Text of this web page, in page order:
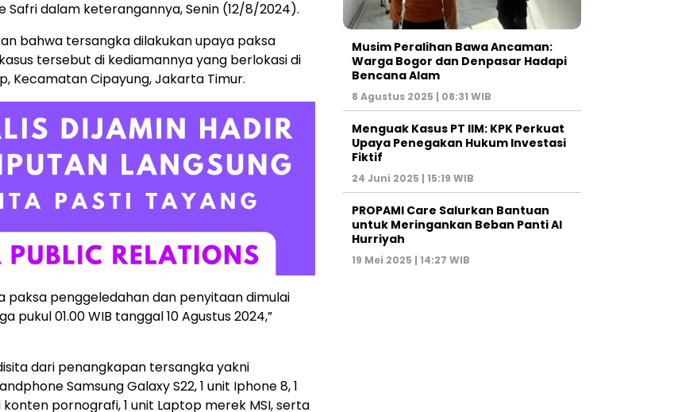
Safri dalam keterangannya, Senin (12/8/2024).
bahwa tersangka dilakukan upaya paksa
tersebut di kediamannya yang berlokasi di
Kecamatan Cipayung, Jakarta Timur.
paksa penggeledahan dan penyitaan dimulai
pukul 01.00 WIB tanggal 10 Agustus 2024,”
dari penangkapan tersangka yakni
Samsung Galaxy S22, 1 unit Iphone 8, 1
pornografi, 1 unit Laptop merek MSI, serta
Musim Peralihan Bawa Ancaman:
Warga Bogor dan Denpasar Hadapi
Bencana Alam
8 Agustus 2025 | 08:31 WIB
Menguak Kasus PT IIM: KPK Perkuat
Upaya Penegakan Hukum Investasi
Fiktif
24 Juni 2025 | 15:19 WIB
PROPAMI Care Salurkan Bantuan
untuk Meringankan Beban Panti Al
Hurriyah
19 Mei 2025 | 14:27 WIB